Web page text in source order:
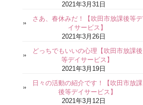
2021年3月31日
さあ、春休みだ！【吹田市放課後等デ
イサービス】
2021年3月26日
どっちでもいいの心理【吹田市放課後
等デイサービス】
2021年3月19日
日々の活動の紹介です！【吹田市放課
後等デイサービス】
2021年3月12日